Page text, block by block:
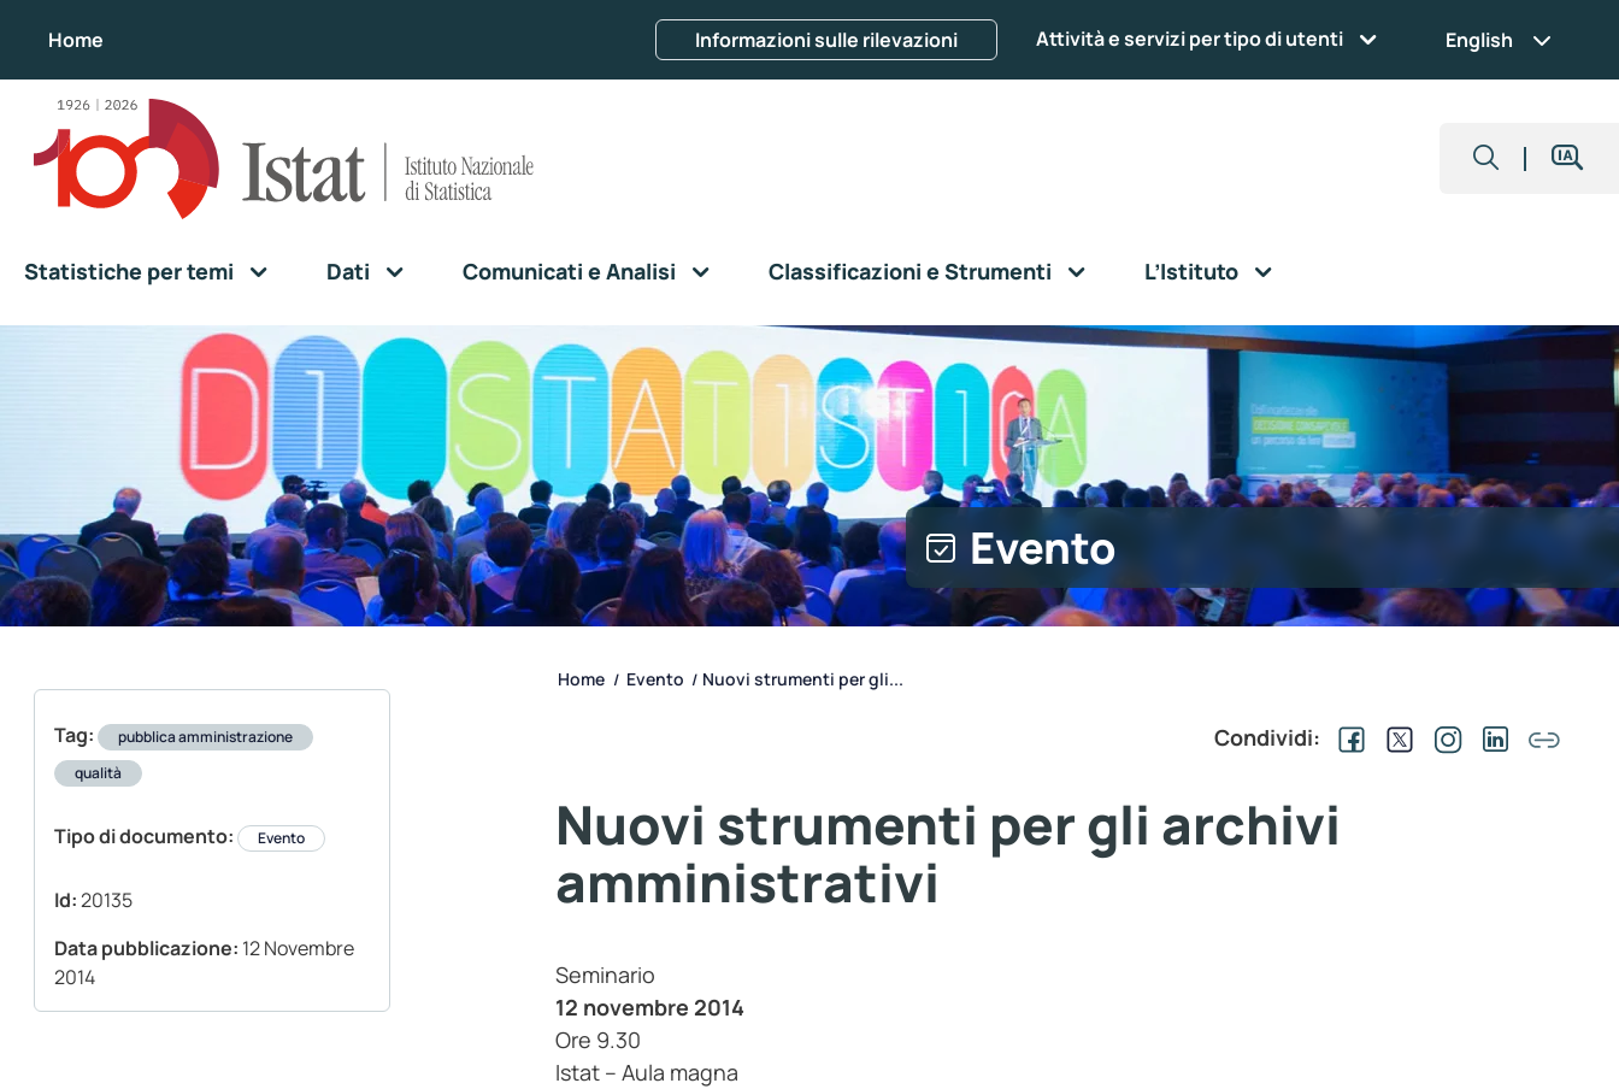
Home Informazioni sulle rilevazioni Attività e servizi per tipo di utenti English
Statistiche per temi Dati Comunicati e Analisi Classificazioni e Strumenti L’Istituto
Evento
Tag:
pubblica amministrazione
qualità
Tipo di documento: Evento
Id:20135
Data pubblicazione: 12 Novembre
2014
Home / Evento / Nuovi strumenti per gli...
Condividi:
Nuovi strumenti per gli archivi
amministrativi
Seminario
12 novembre 2014
Ore 9.30
Istat – Aula magna